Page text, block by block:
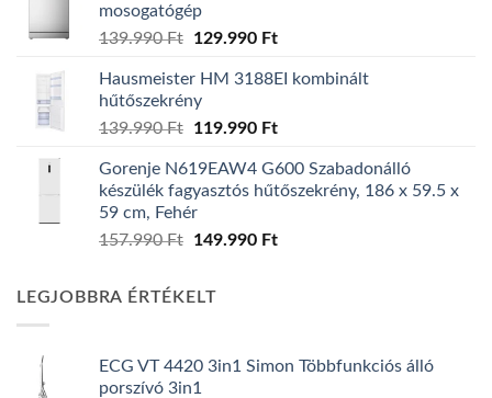
mosogatógép
139.990Ft
Original
was:
139.990 Ft.
129.990 FtCurrent
is:
Hausmeister HM 3188EI kombinált
hűtőszekrény
139.990Ft
Original
was:
139.990 Ft.
119.990 FtCurrent
is:
119.990 Ft.
Gorenje N619EAW4 G600 Szabadonálló
készülék fagyasztós hűtőszekrény, 186 x 59.5 x
59 cm, Fehér
157.990Ft
Original
157.990 Ft.
149.990 FtCurrent
LEGJOBBRA ÉRTÉKELT
ECG VT 4420 3in1 Simon Többfunkciós álló
porszívó 3in1